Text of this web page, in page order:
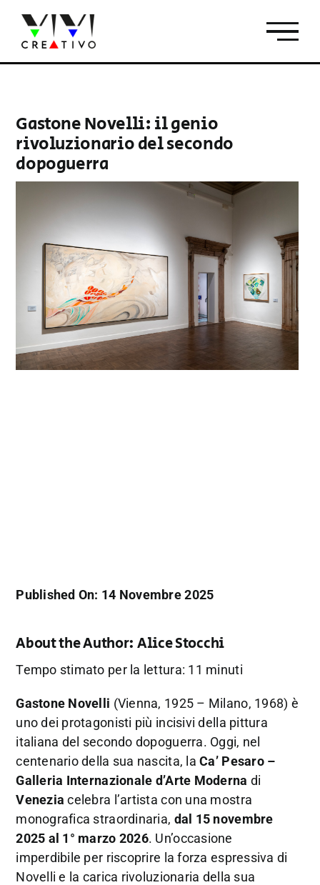
contenuto
Gastone Novelli: il genio
rivoluzionario del secondo
dopoguerra
Published On: 14 Novembre 2025
About the Author: Alice Stocchi
Tempo stimato per la lettura: 11 minuti
Gastone Novelli (Vienna, 1925 – Milano, 1968) è
uno dei protagonisti più incisivi della pittura
italiana del secondo dopoguerra. Oggi, nel
centenario della sua nascita, laCa’ Pesaro –
Galleria Internazionale d’Arte Moderna di
Venezia celebra l’artista con una mostra
monografica straordinaria, dal 15 novembre
2025 al 1° marzo 2026. Un’occasione
imperdibile per riscoprire la forza espressiva di
Novelli e la carica rivoluzionaria della sua